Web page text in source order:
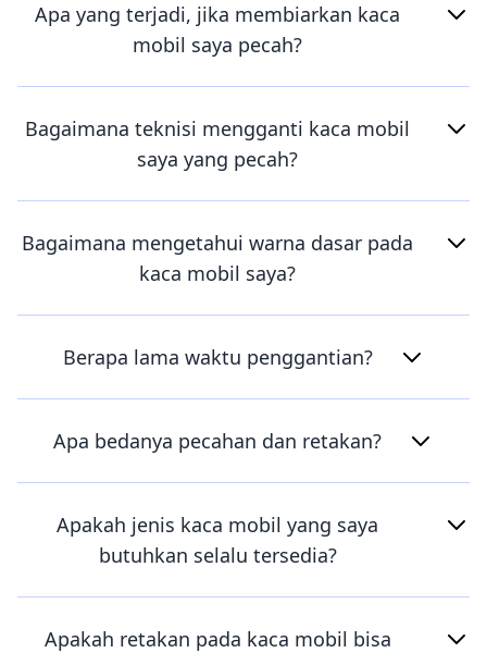
Apa yang terjadi, jika membiarkan kaca
mobil saya pecah?
Bagaimana teknisi mengganti kaca mobil
saya yang pecah?
Bagaimana mengetahui warna dasar pada
kaca mobil saya?
Berapa lama waktu penggantian?
Apa bedanya pecahan dan retakan?
Apakah jenis kaca mobil yang saya
butuhkan selalu tersedia?
Apakah retakan pada kaca mobil bisa